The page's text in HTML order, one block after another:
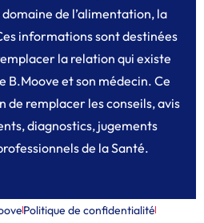
de l’alimentation, la
informations sont destinées
la relation qui existe
B.Moove et son médecin. Ce
de remplacer les conseils, avis
diagnostics, jugements
de la Santé.
Politique de confidentialité